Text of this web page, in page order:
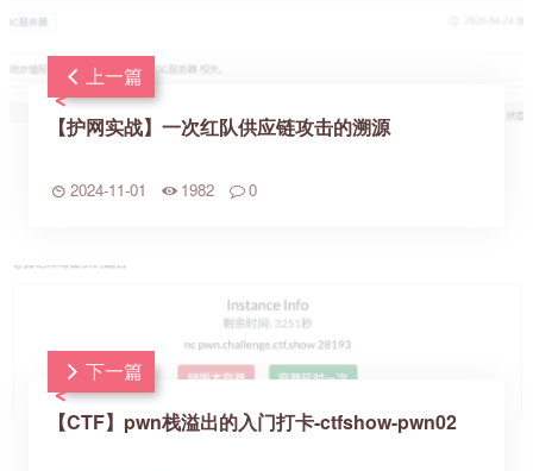
上一篇
【护网实战】一次红队供应链攻击的溯源
2024-11-01 1982 0
下一篇
【CTF】pwn栈溢出的入门打卡-ctfshow-pwn02